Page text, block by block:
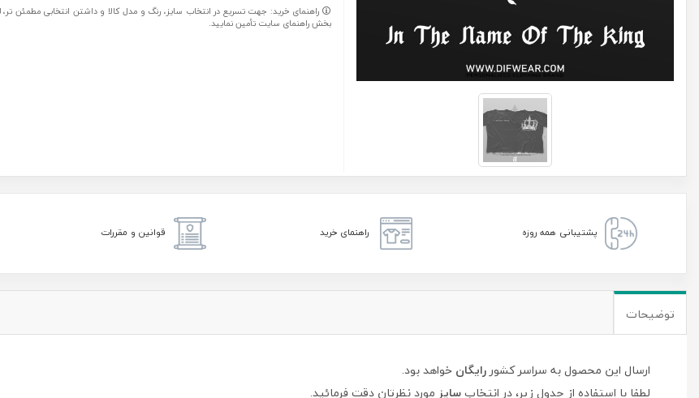
راهنمای خرید: جهت تسریع در انتخاب سایز، رنگ و مدل کالا و داشتن انتخابی مطمئن تر،
بخش راهنمای سایت تأمین نمایید.
پشتیبانی همه روزه راهنمای خرید قوانین و مقررات
توضیحات
ارسال این محصول به سراسر کشوررایگان خواهد بود.
لطفا با استفاده از جدول زیر، در انتخابسایز مورد نظرتان دقت فرمائید.